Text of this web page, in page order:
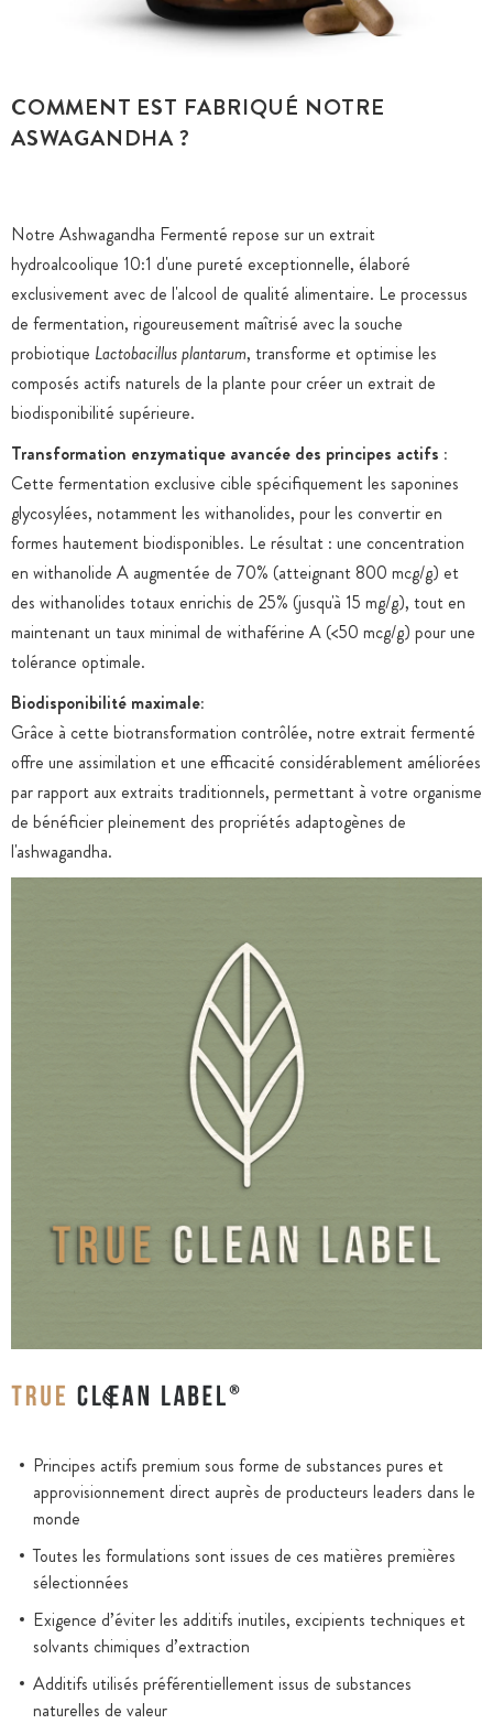
COMMENT EST FABRIQUÉ NOTRE
ASWAGANDHA ?
Notre Ashwagandha Fermenté repose sur un extrait
hydroalcoolique 10:1 d'une pureté exceptionnelle, élaboré
exclusivement avec de l'alcool de qualité alimentaire. Le processus
de fermentation, rigoureusement maîtrisé avec la souche
probiotique Lactobacillus plantarum, transforme et optimise les
composés actifs naturels de la plante pour créer un extrait de
biodisponibilité supérieure.
Transformation enzymatique avancée des principes actifs :
Cette fermentation exclusive cible spécifiquement les saponines
glycosylées, notamment les withanolides, pour les convertir en
formes hautement biodisponibles. Le résultat : une concentration
en withanolide A augmentée de 70% (atteignant 800 mcg/g) et
des withanolides totaux enrichis de 25% (jusqu'à 15 mg/g), tout en
maintenant un taux minimal de withaférine A (<50 mcg/g) pour une
tolérance optimale.
Biodisponibilité maximale:
Grâce à cette biotransformation contrôlée, notre extrait fermenté
offre une assimilation et une efficacité considérablement améliorées
par rapport aux extraits traditionnels, permettant à votre organisme
de bénéficier pleinement des propriétés adaptogènes de
l'ashwagandha.
Principes actifs premium sous forme de substances pures et
approvisionnement direct auprès de producteurs leaders dans le
monde
Toutes les formulations sont issues de ces matières premières
sélectionnées
Exigence d’éviter les additifs inutiles, excipients techniques et
solvants chimiques d’extraction
Additifs utilisés préférentiellement issus de substances
naturelles de valeur